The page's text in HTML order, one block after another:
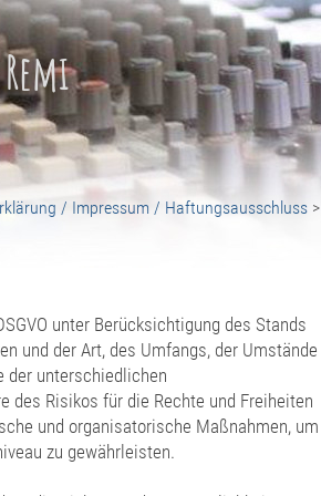
/ Impressum / Haftungsausschluss >
unter Berücksichtigung des Stands
und der Art, des Umfangs, der Umstände
der unterschiedlichen
des Risikos für die Rechte und Freiheiten
und organisatorische Maßnahmen, um
zu gewährleisten.